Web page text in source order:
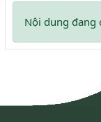
Nội dung đang